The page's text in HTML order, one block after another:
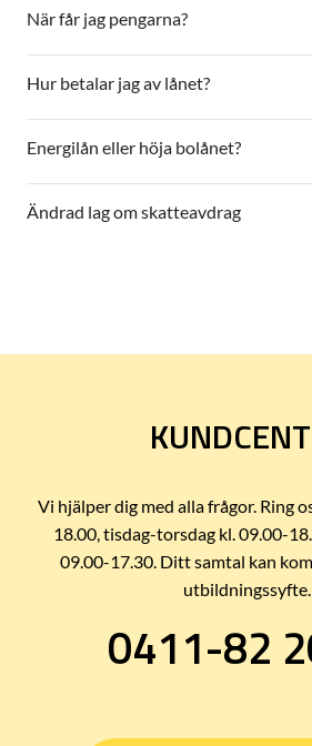
När får jag pengarna?
Hur betalar jag av lånet?
Energilån eller höja bolånet?
Ändrad lag om skatteavdrag
Vi hjälper dig med alla frågor. Ring
18.00, tisdag-torsdag kl. 09.00-
09.00-17.30. Ditt samtal kan
utbildningssyfte.
0411-82